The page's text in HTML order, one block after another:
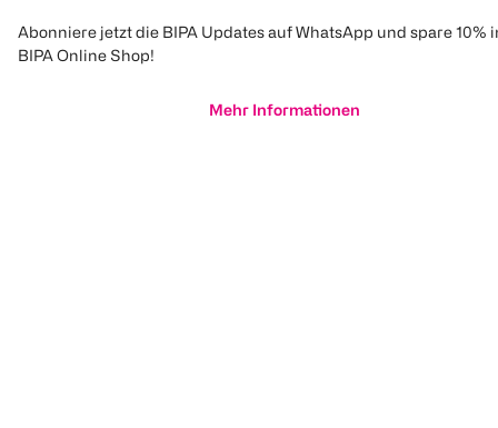
Abonniere jetzt die BIPA Updates auf WhatsApp und spare 10%
BIPA Online Shop!
Mehr Informationen